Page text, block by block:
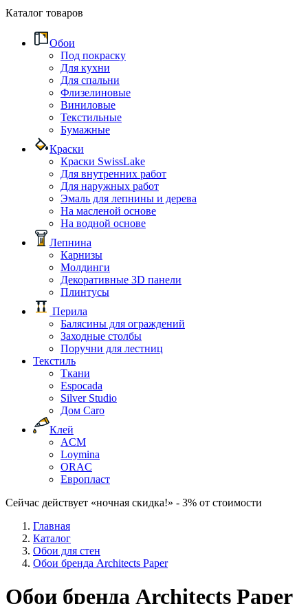
Каталог товаров
Обои
Под покраску
Для кухни
Для спальни
Флизелиновые
Виниловые
Текстильные
Бумажные
Краски
Краски SwissLake
Для внутренних работ
Для наружных работ
Эмаль для лепнины и дерева
На масленой основе
На водной основе
Лепнина
Карнизы
Молдинги
Декоративные 3D панели
Плинтусы
Перила
Балясины для ограждений
Заходные столбы
Поручни для лестниц
Текстиль
Ткани
Espocada
Silver Studio
Дом Caro
Клей
ACM
Loymina
ORAC
Европласт
Сейчас действует «ночная скидка!» - 3% от стоимости
Главная
Каталог
Обои для стен
Обои бренда Architects Paper
Обои бренда Architects Paper